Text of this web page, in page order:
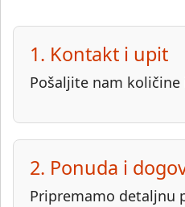
1. Kontakt i upit
Pošaljite nam
2. Ponuda i
Pripremamo detaljnu